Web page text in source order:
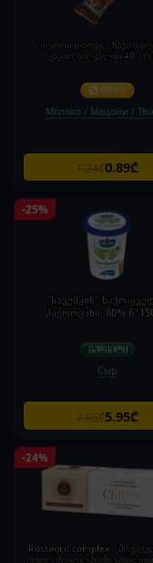
"თეთრი დათვი"- ხაჭოს
კაკაო სარკალში 40
Молоко / Мацони /
1.24₾0.89₾
-25%
"სავუშკინ" ხაჭო-
ჰაეროვანი, 60%
Сыр
7.95₾5.95₾
-24%
Rostagro complex -
თეთრ შოკოლადში ვანილით